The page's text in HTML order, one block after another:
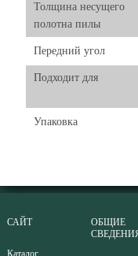
Толщина несущего
полотна пилы
Передний угол
Подходит для
Упаковка
САЙТ
Каталог
ОБЩИЕ